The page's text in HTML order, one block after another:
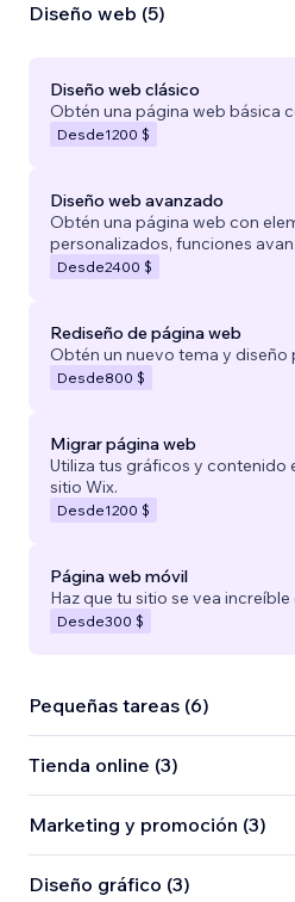
Diseño web (5)
Diseño web clásico
Obtén una página web básica
Desde1200 $
Diseño web avanzado
Obtén una página web con
personalizados, funciones
Desde2400 $
Rediseño de página web
Obtén un nuevo tema y diseño
Desde800 $
Migrar página web
Utiliza tus gráficos y contenido
sitio Wix.
Desde1200 $
Página web móvil
Haz que tu sitio se vea
Desde300 $
Pequeñas tareas (6)
Tienda online (3)
Marketing y promoción (3)
Diseño gráfico (3)